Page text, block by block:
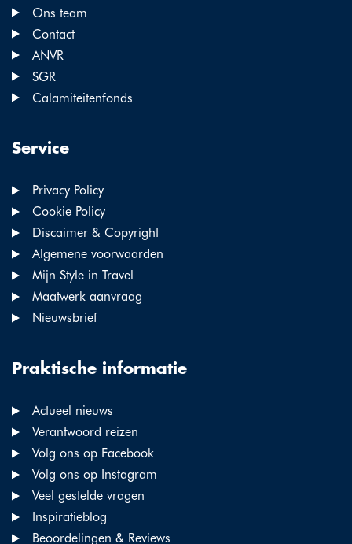
Ons team
Contact
ANVR
SGR
Calamiteitenfonds
Service
Privacy Policy
Cookie Policy
Discaimer & Copyright
Algemene voorwaarden
Mijn Style in Travel
Maatwerk aanvraag
Nieuwsbrief
Praktische informatie
Actueel nieuws
Verantwoord reizen
Volg ons op Facebook
Volg ons op Instagram
Veel gestelde vragen
Inspiratieblog
Beoordelingen & Reviews